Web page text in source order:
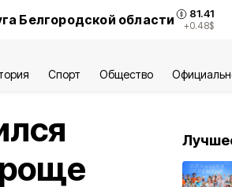
Белгородской области 81.41
+0.48$
Спорт Общество
роще